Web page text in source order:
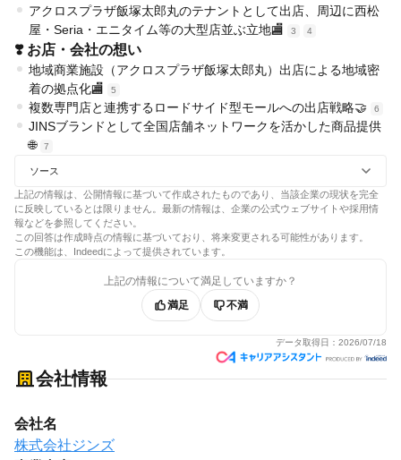
アクロスプラザ飯塚太郎丸のテナントとして出店、周辺に西松
屋・Seria・エニタイム等の大型店並ぶ立地🏬
3 4
❣️ お店・会社の想い
地域商業施設（アクロスプラザ飯塚太郎丸）出店による地域密
着の拠点化🏬
5
複数専門店と連携するロードサイド型モールへの出店戦略🤝 6
JINSブランドとして全国店舗ネットワークを活かした商品提供
🌐
7
ソース
上記の情報は、公開情報に基づいて作成されたものであり、当該企業の現状を完全
に反映しているとは限りません。最新の情報は、企業の公式ウェブサイトや採用情
報などを参照してください。
この回答は作成時点の情報に基づいており、将来変更される可能性があります。
この機能は、Indeedによって提供されています。
上記の情報について満足していますか？
満足
不満
データ取得日： 2026/07/18
会社情報
会社名
株式会社ジンズ